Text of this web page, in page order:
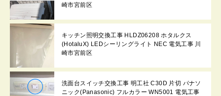
崎市宮前区
キッチン照明交換工事 HLDZ06208 ホタルクス
(HotaluX) LEDシーリングライト NEC 電気工事 川
崎市宮前区
洗面台スイッチ交換工事 明工社 C30D 片切 パナソ
ニック(Panasonic) フルカラー WN5001 電気工事